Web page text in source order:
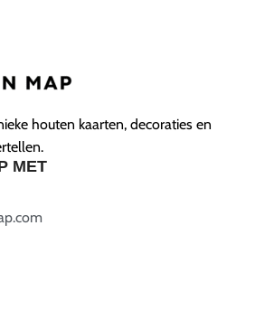
houten kaarten, decoraties en
MET